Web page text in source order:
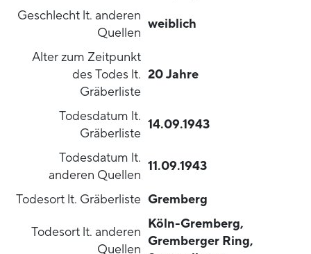
Geschlecht lt. anderen
Quellen
weiblich
Alter zum Zeitpunkt
des Todes lt.
Gräberliste
20 Jahre
Todesdatum lt.
Gräberliste
14.09.1943
Todesdatum lt.
anderen Quellen
11.09.1943
Todesort lt. Gräberliste Gremberg
Todesort lt. anderen
Quellen
Köln-Gremberg,
Gremberger Ring,